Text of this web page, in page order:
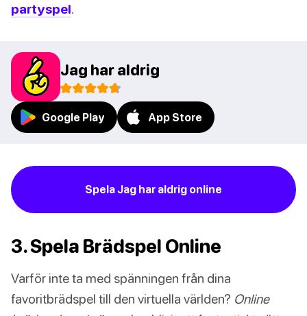
partyspel.
Jag har aldrig
Google Play App Store
Spela Jag har aldrig online
3. Spela Brädspel Online
Varför inte ta med spänningen från dina
favoritbrädspel till den virtuella världen? Online